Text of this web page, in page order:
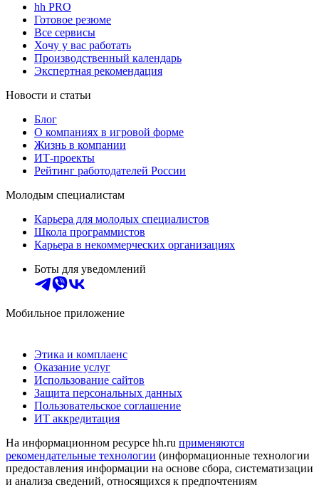
hh PRO
Готовое резюме
Все сервисы
Хочу у вас работать
Производственный календарь
Экспертная рекомендация
Новости и статьи
Блог
О компаниях в игровой форме
Жизнь в компании
ИТ-проекты
Рейтинг работодателей России
Молодым специалистам
Карьера для молодых специалистов
Школа программистов
Карьера в некоммерческих организациях
Боты для уведомлений
Мобильное приложение
Этика и комплаенс
Оказание услуг
Использование сайтов
Защита персональных данных
Пользовательское соглашение
ИТ аккредитация
На информационном ресурсе hh.ru применяются
рекомендательные технологии (информационные технологии
предоставления информации на основе сбора, систематизации
и анализа сведений, относящихся к предпочтениям